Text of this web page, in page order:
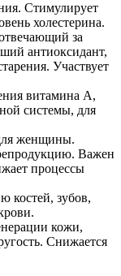
Стимулирует
холестерина.
за
антиоксидант,
Участвует
витамина А,
системы, для
женщины.
Важен
процессы
костей, зубов,
кожи,
Снижается